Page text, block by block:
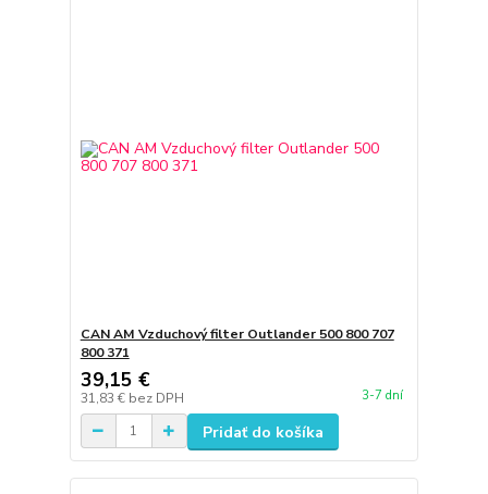
CAN AM Vzduchový filter Outlander 500 800 707
800 371
39,15 €
31,83 € bez DPH 3-7 dní
Pridať do košíka